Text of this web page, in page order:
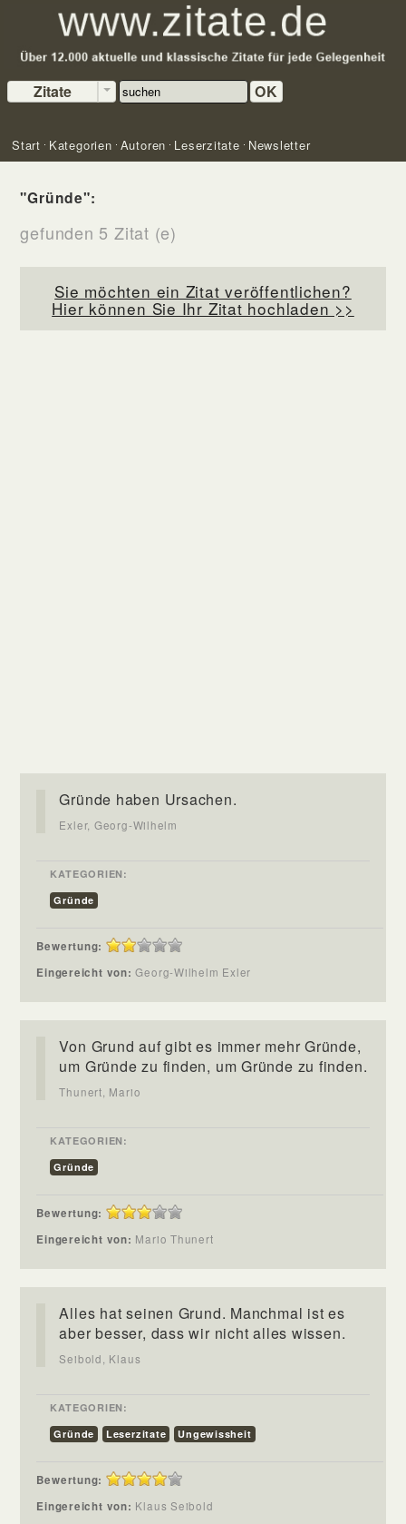
Zitate OK
Start Kategorien Autoren Leserzitate Newsletter
"Gründe":
gefunden 5 Zitat (e)
Sie möchten ein Zitat veröffentlichen?
Hier können Sie Ihr Zitat hochladen >>
Gründe haben Ursachen.
Exler, Georg-Wilhelm
KATEGORIEN:
Gründe
Bewertung:
Eingereicht von:Georg-Wilhelm Exler
Von Grund auf gibt es immer mehr Gründe,
um Gründe zu finden, um Gründe zu finden.
Thunert, Mario
KATEGORIEN:
Gründe
Bewertung:
Eingereicht von: Mario Thunert
Alles hat seinen Grund. Manchmal ist es
aber besser, dass wir nicht alles wissen.
Seibold, Klaus
KATEGORIEN:
Gründe
Leserzitate Ungewissheit
Bewertung:
Eingereicht von: Klaus Seibold